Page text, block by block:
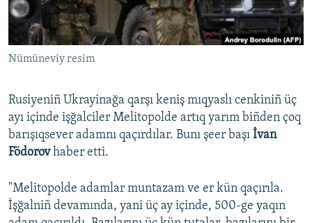
Русский
Українською
RFE/RS bütün saytları
Nümüneviy resim
Rusiyeniñ Ukrayinağa qarşı keniş mıqyaslı cenkiniñ üç
ayı içinde işğalciler Melitopolde artıq yarım biñden çoq
barışıqsever adamnı qaçırdılar. Bunı şeer başı İvan
Födorovhaber etti.
"Melitopolde adamlar muntazam ve er kün qaçırıla.
İşğalniñ devamında, yani üç ay içinde, 500-ge yaqın